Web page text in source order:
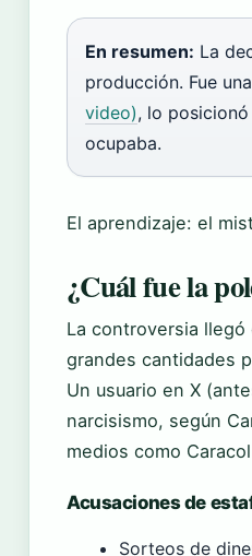
En resumen: La
producción. Fue
video), lo
ocupaba.
El aprendizaje: el
¿Cuál fue la
La controversia
grandes cantidades
Un usuario en X
narcisismo, según
medios como
Acusaciones de
Sorteos de